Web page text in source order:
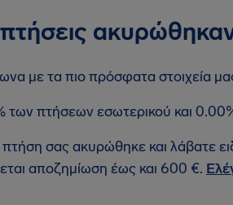
με τα πιο πρόσφατα στοιχεία
των πτήσεων εσωτερικού και
σας ακυρώθηκε και λάβατε
αποζημίωση έως και 600 €.